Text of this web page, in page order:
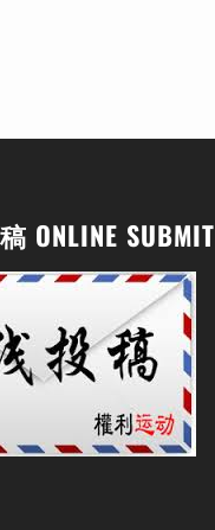
ONLINE SUBMIT